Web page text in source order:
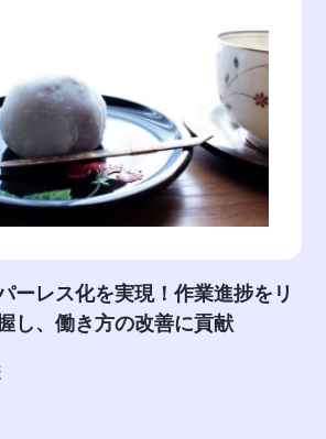
ーレス化を実現！作業進捗をリ
し、働き方の改善に貢献